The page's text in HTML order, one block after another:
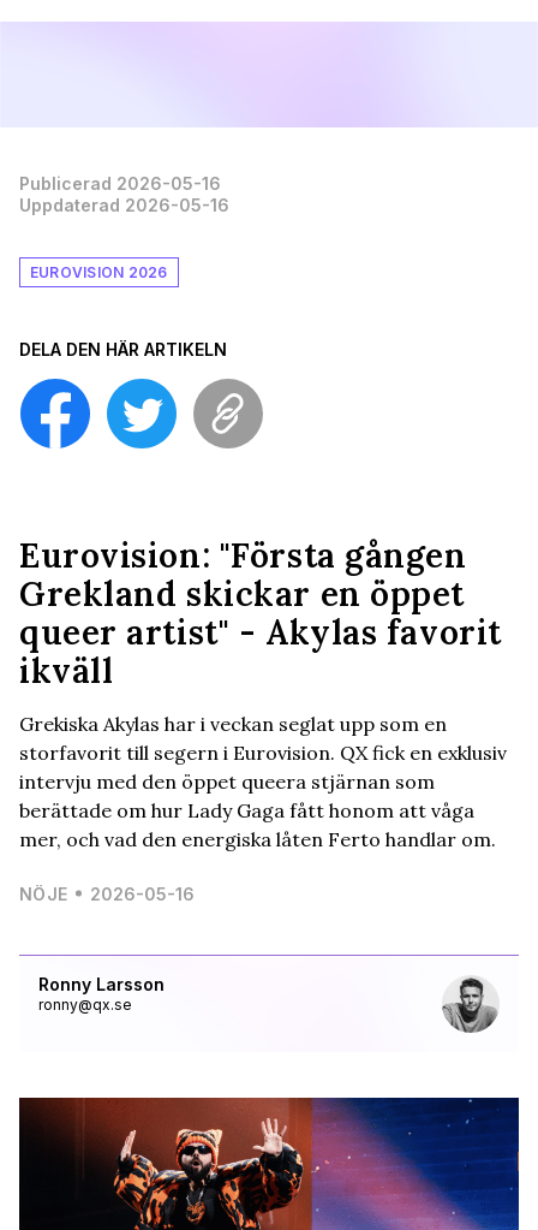
Publicerad 2026-05-16
Uppdaterad 2026-05-16
EUROVISION 2026
DELA DEN HÄR ARTIKELN
Ronny Larsson
ronny@qx.se
Eurovision: "Första gången
Grekland skickar en öppet
queer artist" - Akylas favorit
ikväll
Grekiska Akylas har i veckan seglat upp som en
storfavorit till segern i Eurovision. QX fick en exklusiv
intervju med den öppet queera stjärnan som
berättade om hur Lady Gaga fått honom att våga
mer, och vad den energiska låten Ferto handlar om.
NÖJE 2026-05-16